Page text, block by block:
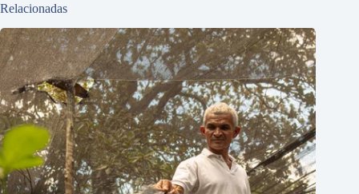
Relacionadas